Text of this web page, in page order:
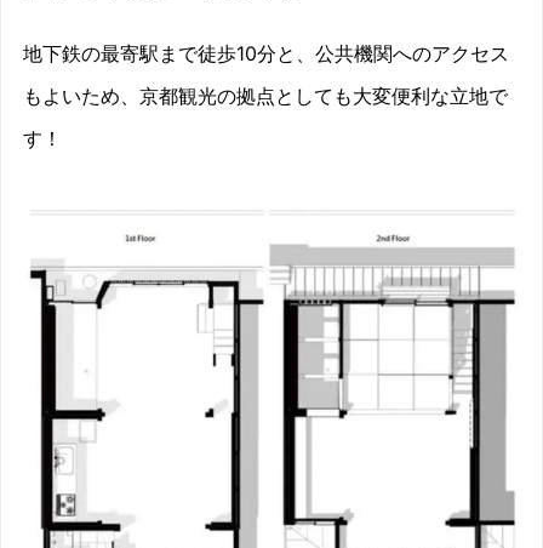
地下鉄の最寄駅まで徒歩10分と、公共機関へのアクセス
もよいため、京都観光の拠点としても大変便利な立地で
す！